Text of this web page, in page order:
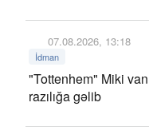
07.08.2026, 13:18
İdman
"Tottenhem" Miki
razılığa gəlib